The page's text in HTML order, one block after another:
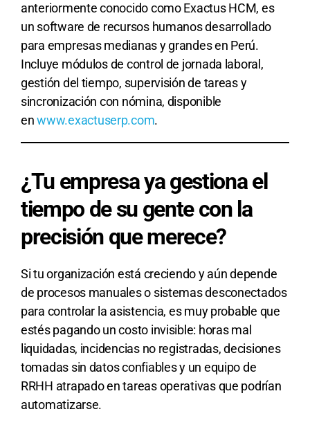
anteriormente conocido como Exactus HCM, es
un software de recursos humanos desarrollado
para empresas medianas y grandes en Perú.
Incluye módulos de control de jornada laboral,
gestión del tiempo, supervisión de tareas y
sincronización con nómina, disponible
enwww.exactuserp.com.
¿Tu empresa ya gestiona el
tiempo de su gente con la
precisión que merece?
Si tu organización está creciendo y aún depende
de procesos manuales o sistemas desconectados
para controlar la asistencia, es muy probable que
estés pagando un costo invisible: horas mal
liquidadas, incidencias no registradas, decisiones
tomadas sin datos confiables y un equipo de
RRHH atrapado en tareas operativas que podrían
automatizarse.